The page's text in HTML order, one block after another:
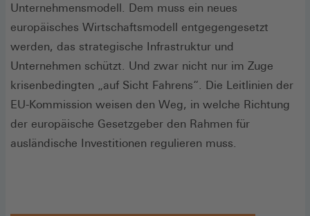
Unternehmensmodell. Dem muss ein neues
europäisches Wirtschaftsmodell entgegengesetzt
werden, das strategische Infrastruktur und
Unternehmen schützt. Und zwar nicht nur im Zuge
krisenbedingten „auf Sicht Fahrens“. Die Leitlinien der
EU-Kommission weisen den Weg, in welche Richtung
der europäische Gesetzgeber den Rahmen für
ausländische Investitionen regulieren muss.